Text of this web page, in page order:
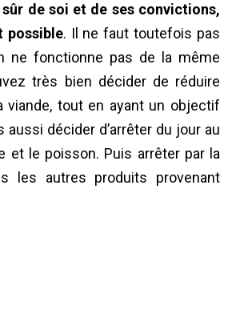
sûr de soi et de ses convictions,
possible. Il ne faut toutefois pas
ne fonctionne pas de la même
très bien décider de réduire
viande, tout en ayant un objectif
aussi décider d’arrêter du jour au
et le poisson. Puis arrêter par la
les autres produits provenant